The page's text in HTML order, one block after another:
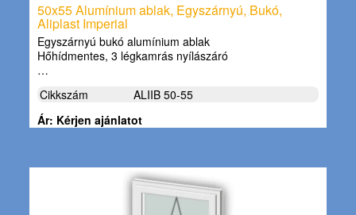
50x55 Alumínium ablak, Egyszárnyú, Bukó,
Aliplast Imperial
Egyszárnyú bukó alumínium ablak
Hőhídmentes, 3 légkamrás nyílászáró
…
Cikkszám
ALIIB 50-55
Ár: Kérjen ajánlatot